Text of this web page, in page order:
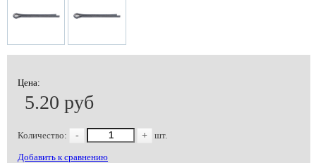
Цена:
5.20 руб
Количество: - + шт.
Добавить к сравнению